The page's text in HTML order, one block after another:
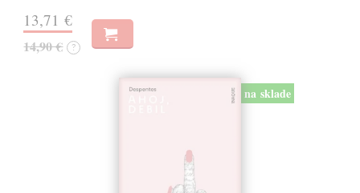
13,71 €
14,90 € ?
na sklade